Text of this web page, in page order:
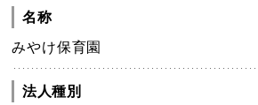
名称
みやけ保育園
法人種別